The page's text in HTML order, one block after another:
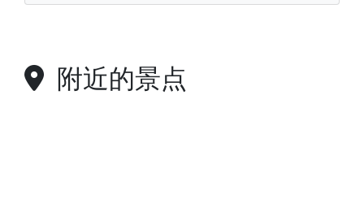
附近的景点